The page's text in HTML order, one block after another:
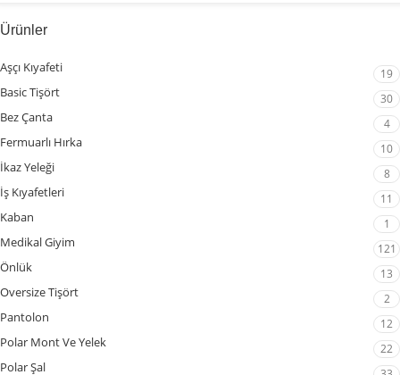
Ürünler
Aşçı Kıyafeti 19
Basic Tişört 30
Bez Çanta 4
Fermuarlı Hırka 10
İkaz Yeleği 8
İş Kıyafetleri 11
Kaban 1
Medikal Giyim 121
Önlük 13
Oversize Tişört 2
Pantolon 12
Polar Mont Ve Yelek 22
Polar Şal